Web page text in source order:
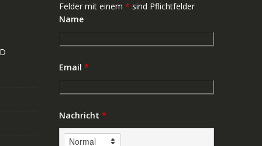
Felder mit einem * sind Pflichtfelder
Name
Email *
Nachricht *